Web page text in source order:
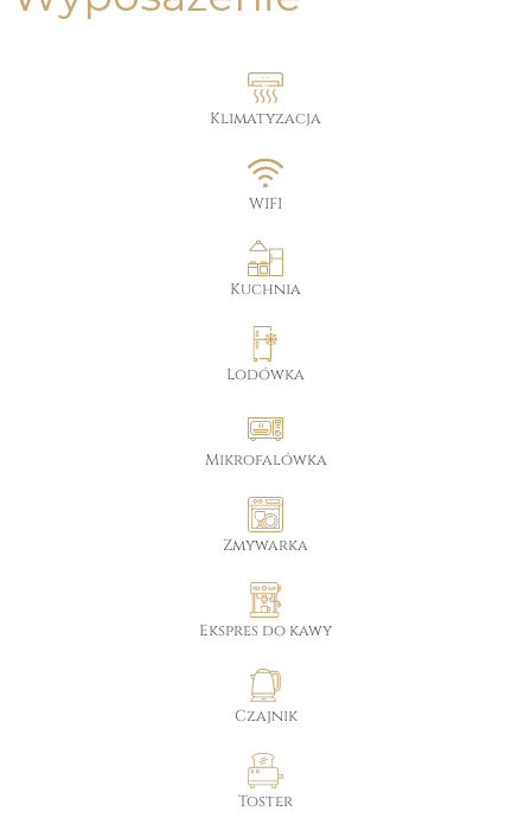
METRAŻ: 30m2 | MAX. LICZBA OSÓB: 2
Klimatyzacja
WIFI
Kuchnia
Lodówka
Mikrofalówka
Zmywarka
Ekspres do kawy
Czajnik
Toster